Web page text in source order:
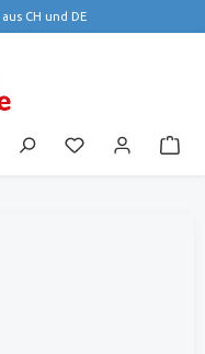
aus CH und DE
Du hast 0